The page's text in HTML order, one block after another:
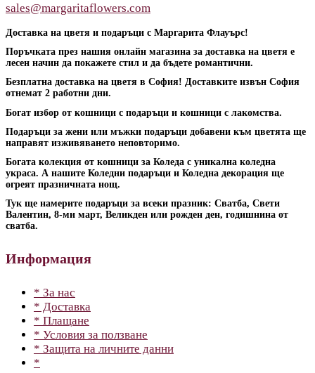
sales@margaritaflowers.com
Доставка на цветя и подаръци с Маргарита Флауърс!
Поръчката през нашия онлайн магазина за доставка на цветя е
лесен начин да покажете стил и да бъдете романтични.
Безплатна доставка на цветя в София! Доставките извън София
отнемат 2 работни дни.
Богат избор от кошници с подаръци и кошници с лакомства.
Подаръци за жени или мъжки подаръци добавени към цветята ще
направят изживяването неповторимо.
Богата колекция от кошници за Коледа с уникална коледна
украса. А нашите Коледни подаръци и Коледна декорация ще
огреят празничната нощ.
Тук ще намерите подаръци за всеки празник: Сватба, Свети
Валентин, 8-ми март, Великден или рожден ден, годишнина от
сватба.
Информация
* За нас
* Доставка
* Плащане
* Условия за ползване
* Защита на личните данни
*